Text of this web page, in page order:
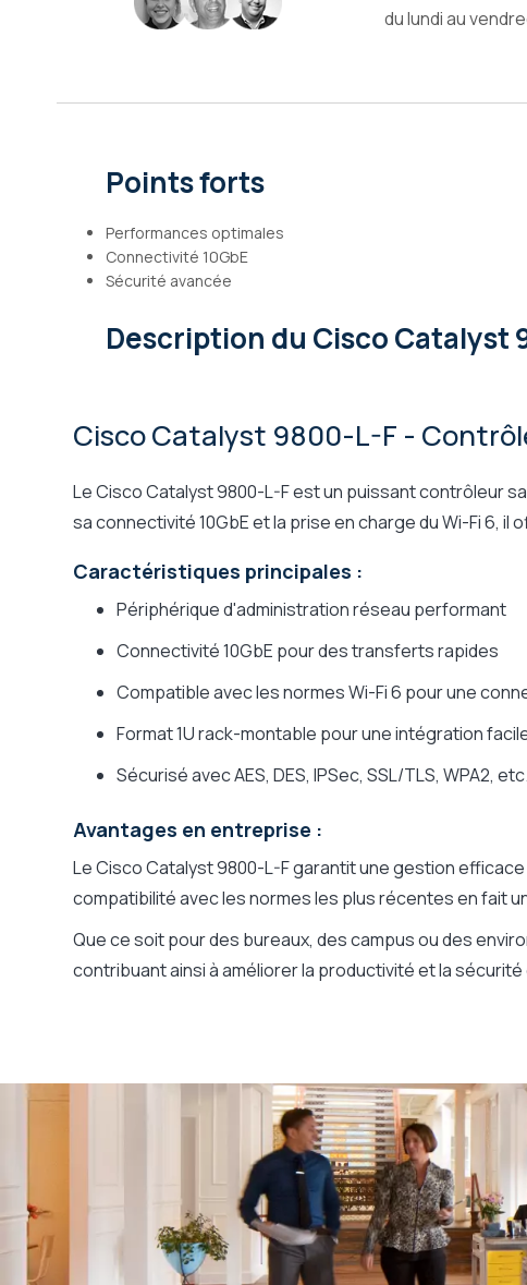
du lundi au
Points forts
Performances optimales
Connectivité 10GbE
Sécurité avancée
Description du Cisco Catalyst
Cisco Catalyst 9800-L-F -
Le Cisco Catalyst 9800-L-F est un puissant contrôleur
sa connectivité 10GbE et la prise en charge du Wi-Fi 6,
Caractéristiques principales :
Périphérique d'administration réseau performant
Connectivité 10GbE pour des transferts rapides
Compatible avec les normes Wi-Fi 6 pour une
Format 1U rack-montable pour une intégration
Sécurisé avec AES, DES, IPSec, SSL/TLS, WPA2, etc.
Avantages en entreprise :
Le Cisco Catalyst 9800-L-F garantit une gestion
compatibilité avec les normes les plus récentes en fait
Que ce soit pour des bureaux, des campus ou des
contribuant ainsi à améliorer la productivité et la